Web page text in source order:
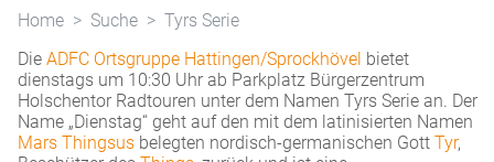
Home Suche
Tyrs Serie
Die ADFC Ortsgruppe Hattingen/Sprockhövel bietet
dienstags um 10:30 Uhr ab Parkplatz Bürgerzentrum
Holschentor Radtouren unter dem Namen Tyrs Serie an. Der
Name „Dienstag“ geht auf den mit dem latinisierten Namen
Mars Thingsus belegten nordisch-germanischen Gott Tyr,